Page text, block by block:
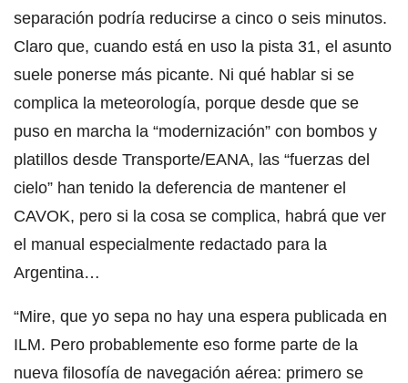
separación podría reducirse a cinco o seis minutos.
Claro que, cuando está en uso la pista 31, el asunto
suele ponerse más picante. Ni qué hablar si se
complica la meteorología, porque desde que se
puso en marcha la “modernización” con bombos y
platillos desde Transporte/EANA, las “fuerzas del
cielo” han tenido la deferencia de mantener el
CAVOK, pero si la cosa se complica, habrá que ver
el manual especialmente redactado para la
Argentina…
“Mire, que yo sepa no hay una espera publicada en
ILM. Pero probablemente eso forme parte de la
nueva filosofía de navegación aérea: primero se